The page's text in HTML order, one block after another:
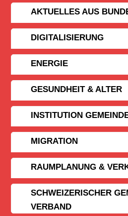
AKTUELLES AUS
DIGITALISIERUNG
ENERGIE
GESUNDHEIT & ALTER
INSTITUTION
MIGRATION
RAUMPLANUNG &
SCHWEIZERISCHER
VERBAND